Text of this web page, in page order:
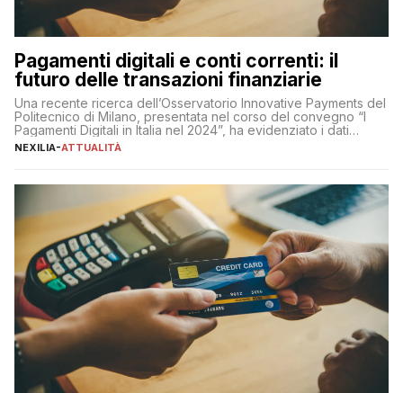
Pagamenti digitali e conti correnti: il
futuro delle transazioni finanziarie
Una recente ricerca dell’Osservatorio Innovative Payments del
Politecnico di Milano, presentata nel corso del convegno “I
Pagamenti Digitali in Italia nel 2024”, ha evidenziato i dati
definitivi del primo semestre 2024 relativamente alle
NEXILIA-ATTUALITÀ